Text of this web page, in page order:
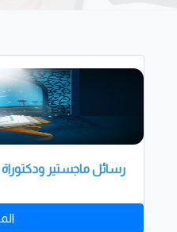
رسائل ماجستير